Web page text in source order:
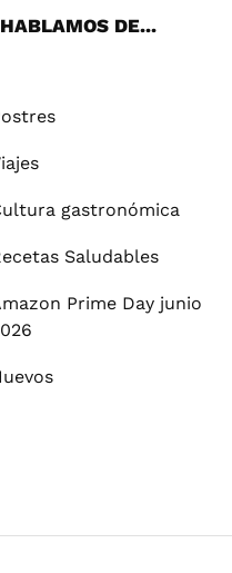
DE...
gastronómica
Saludables
Prime Day junio